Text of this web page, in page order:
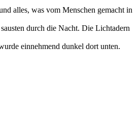
alles, was vom Menschen gemacht in
durch die Nacht. Die Lichtadern
einnehmend dunkel dort unten.